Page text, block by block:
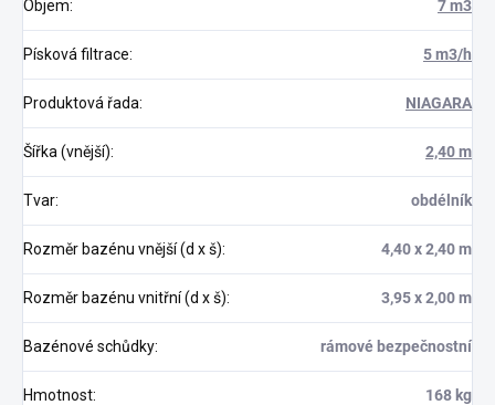
Objem: 7 m3
Písková filtrace: 5 m3/h
Produktová řada: NIAGARA
Šířka (vnější): 2,40 m
Tvar: obdélník
Rozměr bazénu vnější (d x š): 4,40 x 2,40 m
Rozměr bazénu vnitřní (d x š): 3,95 x 2,00 m
Bazénové schůdky: rámové bezpečnostní
Hmotnost: 168 kg